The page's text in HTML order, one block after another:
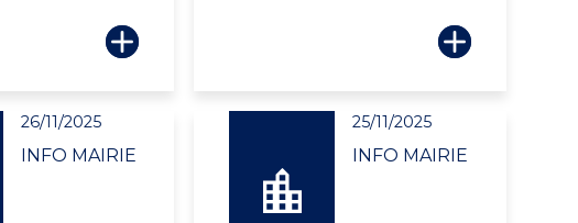
26/11/2025
INFO MAIRIE
25/11/2025
INFO MAIRIE